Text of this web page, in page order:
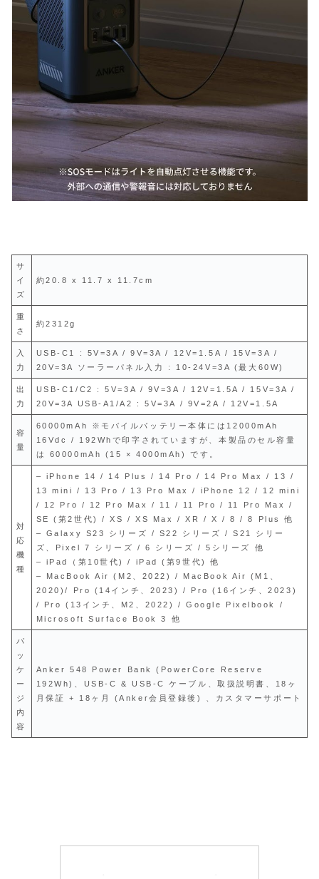
サ
イ
ズ
約20.8 x 11.7 x 11.7cm
重
さ
約2312g
入
力
USB-C1 : 5V=3A / 9V=3A / 12V=1.5A / 15V=3A /
20V=3A ソーラーパネル入力 : 10-24V=3A (最大60W)
出
力
USB-C1/C2 : 5V=3A / 9V=3A / 12V=1.5A / 15V=3A /
20V=3A USB-A1/A2 : 5V=3A / 9V=2A / 12V=1.5A
容
量
60000mAh ※モバイルバッテリー本体には12000mAh
16Vdc / 192Whで印字されていますが、本製品のセル容量
は 60000mAh (15 × 4000mAh) です。
対
応
機
種
– iPhone 14 / 14 Plus / 14 Pro / 14 Pro Max / 13 /
13 mini / 13 Pro / 13 Pro Max / iPhone 12 / 12 mini
/ 12 Pro / 12 Pro Max / 11 / 11 Pro / 11 Pro Max /
SE (第2世代) / XS / XS Max / XR / X / 8 / 8 Plus 他
– Galaxy S23 シリーズ / S22 シリーズ / S21 シリー
ズ、Pixel 7 シリーズ / 6 シリーズ / 5シリーズ 他
– iPad（第10世代) / iPad (第9世代) 他
– MacBook Air (M2、2022) / MacBook Air (M1、
2020)/ Pro (14インチ、2023) / Pro (16インチ、2023)
/ Pro (13インチ、M2、2022) / Google Pixelbook /
Microsoft Surface Book 3 他
パ
ッ
ケ
ー
ジ
内
容
Anker 548 Power Bank (PowerCore Reserve
192Wh)、USB-C & USB-C ケーブル、取扱説明書、18ヶ
月保証 + 18ヶ月 (Anker会員登録後) 、カスタマーサポート